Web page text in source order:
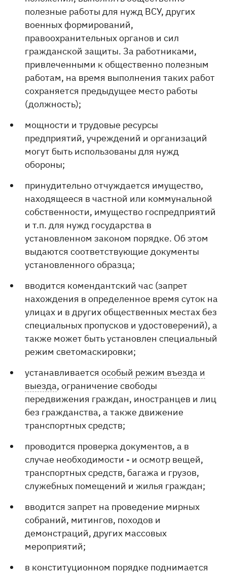
полезные работы для нужд ВСУ, других
военных формирований,
правоохранительных органов и сил
гражданской защиты. За работниками,
привлеченными к общественно полезным
работам, на время выполнения таких работ
сохраняется предыдущее место работы
(должность);
мощности и трудовые ресурсы
предприятий, учреждений и организаций
могут быть использованы для нужд
обороны;
принудительно отчуждается имущество,
находящееся в частной или коммунальной
собственности, имущество госпредприятий
и т.п. для нужд государства в
установленном законом порядке. Об этом
выдаются соответствующие документы
установленного образца;
вводится комендантский час (запрет
нахождения в определенное время суток на
улицах и в других общественных местах без
специальных пропусков и удостоверений), а
также может быть установлен специальный
режим светомаскировки;
устанавливаетсяособый режим въезда и
выезда, ограничение свободы
передвижения граждан, иностранцев и лиц
без гражданства, а также движение
транспортных средств;
проводится проверка документов, а в
случае необходимости - и осмотр вещей,
транспортных средств, багажа и грузов,
служебных помещений и жилья граждан;
вводится запрет на проведение мирных
собраний, митингов, походов и
демонстраций, других массовых
мероприятий;
в конституционном порядке поднимается